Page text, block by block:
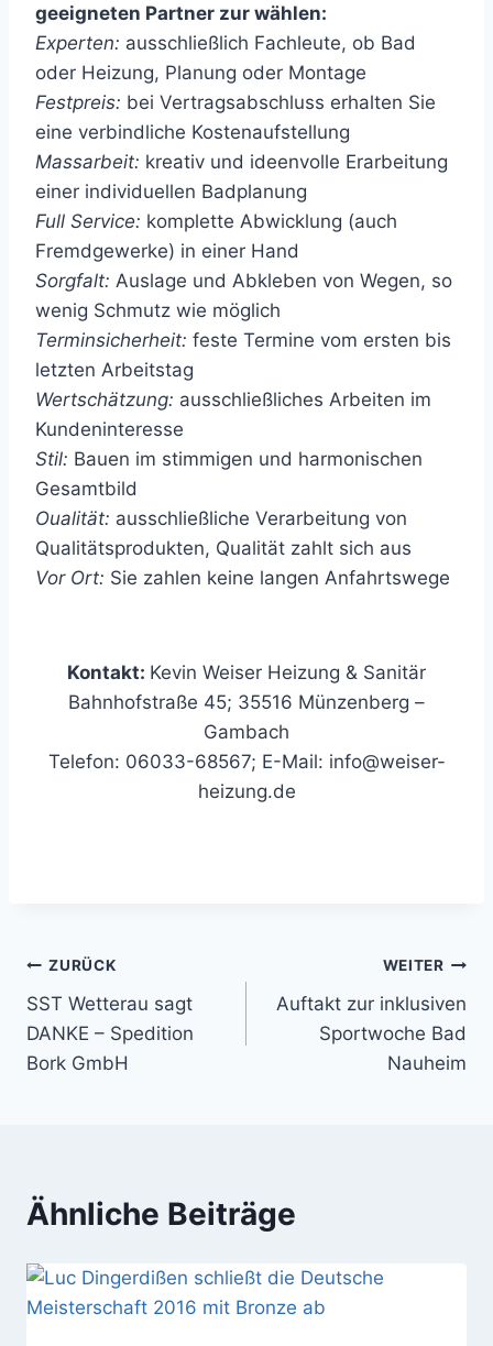
geeigneten Partner zur wählen:
Experten: ausschließlich Fachleute, ob Bad
oder Heizung, Planung oder Montage
Festpreis: bei Vertragsabschluss erhalten Sie
eine verbindliche Kostenaufstellung
Massarbeit: kreativ und ideenvolle Erarbeitung
einer individuellen Badplanung
Full Service: komplette Abwicklung (auch
Fremdgewerke) in einer Hand
Sorgfalt: Auslage und Abkleben von Wegen, so
wenig Schmutz wie möglich
Terminsicherheit: feste Termine vom ersten bis
letzten Arbeitstag
Wertschätzung: ausschließliches Arbeiten im
Kundeninteresse
Stil: Bauen im stimmigen und harmonischen
Gesamtbild
Oualität: ausschließliche Verarbeitung von
Qualitätsprodukten, Qualität zahlt sich aus
Vor Ort: Sie zahlen keine langen Anfahrtswege
Kontakt: Kevin Weiser Heizung & Sanitär
Bahnhofstraße 45; 35516 Münzenberg –
Gambach
Telefon: 06033-68567; E-Mail: info@weiser-
heizung.de
Beitragsnavigation
ZURÜCK
SST Wetterau sagt
DANKE – Spedition
Bork GmbH
WEITER
Auftakt zur inklusiven
Sportwoche Bad
Nauheim
Ähnliche Beiträge